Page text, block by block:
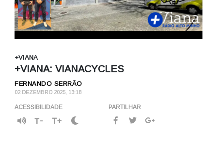
+VIANA
+VIANA: VIANACYCLES
FERNANDO SERRÃO
02 DEZEMBRO 2025, 13:18
ACESSIBILIDADE
T- T+
PARTILHAR